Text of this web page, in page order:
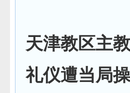
天津教区主
礼仪遭当局